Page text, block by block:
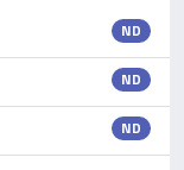
ND
ND
ND